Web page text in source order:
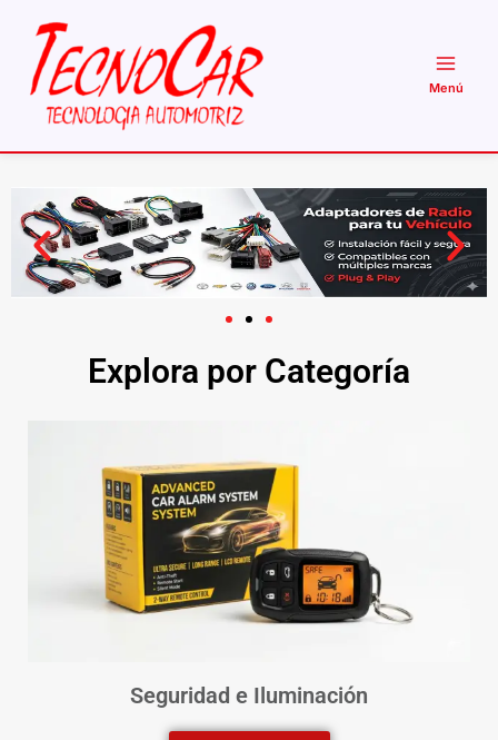
contenido
Explora por Categoría
Seguridad e Iluminación